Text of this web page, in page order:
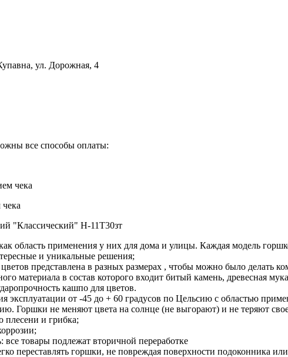
ул. Дорожная, 4
все способы оплаты:
чека
"Классический" H-11T30зт
область применения у них для дома и улицы. Каждая модель
и уникальные решения;
представлена в разных размерах , чтобы можно было делать
материала в состав которого входит битый камень,
кашпо для цветов.
эксплуатации от -45 до + 60 градусов по Цельсию с областью
Горшки не меняют цвета на солнце (не выгорают) и не теряют
плесени и грибка;
все товары подлежат вторичной переработке
переставлять горшки, не повреждая поверхности подоконника